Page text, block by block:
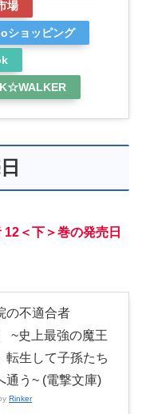
場
ショッピング
＜下＞巻の発売日
の不適合者
~史上最強の魔王
転生して子孫たち
通う~ (電撃文庫)
Rinker